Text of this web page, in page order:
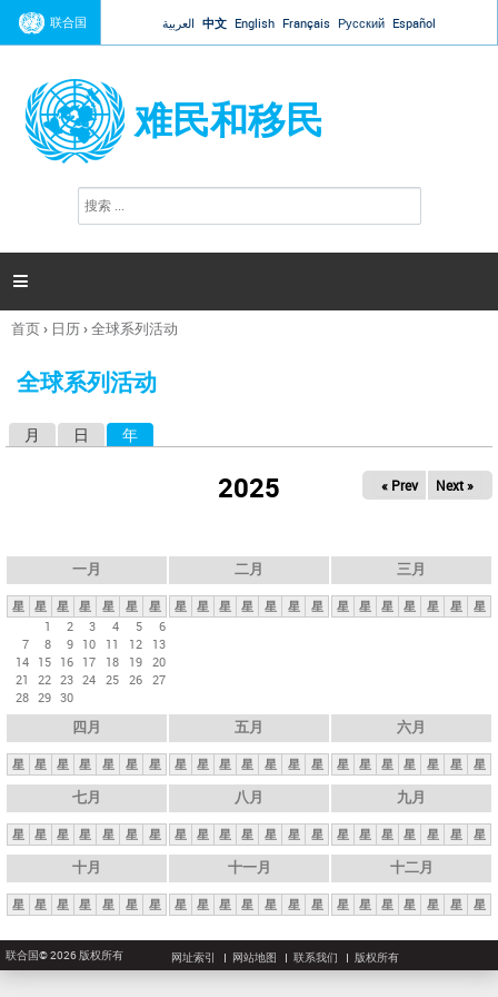
Jump to navigation
联合国 العربية 中文 English Français Русский Español
难民和移民
搜
索

你
这
首页› 日历›全球系列活动
全球系列活动
月 日 年
2025 « Prev Next »
一月
星 星 星 星 星 星
星
1
2 3 4 5
6
7
8 9 10 11 12
13
14 15 16 17 18 19 20
21
22 23 24 25 26 27
28 29 30
二月
星 星 星 星 星 星 星
三月
星 星 星 星 星 星 星
四月
星 星 星 星 星 星 星
五月
星 星 星 星 星 星 星
六月
星 星 星 星 星 星 星
七月
星 星 星 星 星 星 星
八月
星 星 星 星 星 星 星
九月
星 星 星 星 星 星 星
十月
星 星 星 星 星 星 星
十一月
星 星 星 星 星 星 星
十二月
星 星 星 星 星 星 星
联合国© 2026 版权所有 网址索引 网站地图 联系我们 版权所有